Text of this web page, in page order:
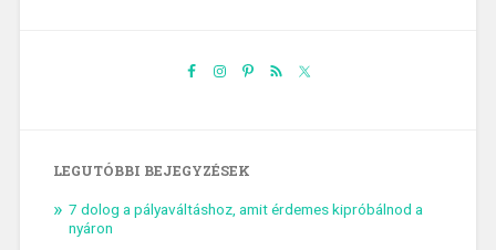
LEGUTÓBBI BEJEGYZÉSEK
7 dolog a pályaváltáshoz, amit érdemes kipróbálnod a
nyáron